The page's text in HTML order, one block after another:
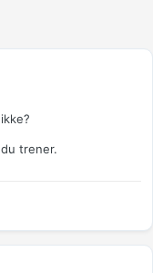
trener.